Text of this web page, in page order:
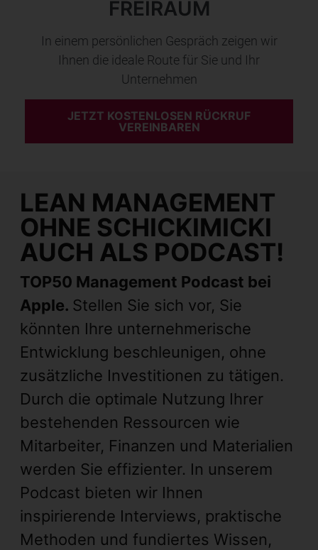
FREIRAUM
In einem persönlichen Gespräch zeigen wir
Ihnen die ideale Route für Sie und Ihr
Unternehmen
JETZT KOSTENLOSEN RÜCKRUF
VEREINBAREN
LEAN MANAGEMENT
OHNE SCHICKIMICKI
AUCH ALS PODCAST!
TOP50 Management Podcast bei
Apple. Stellen Sie sich vor, Sie
könnten Ihre unternehmerische
Entwicklung beschleunigen, ohne
zusätzliche Investitionen zu tätigen.
Durch die optimale Nutzung Ihrer
bestehenden Ressourcen wie
Mitarbeiter, Finanzen und Materialien
werden Sie effizienter. In unserem
Podcast bieten wir Ihnen
inspirierende Interviews, praktische
Methoden und fundiertes Wissen,